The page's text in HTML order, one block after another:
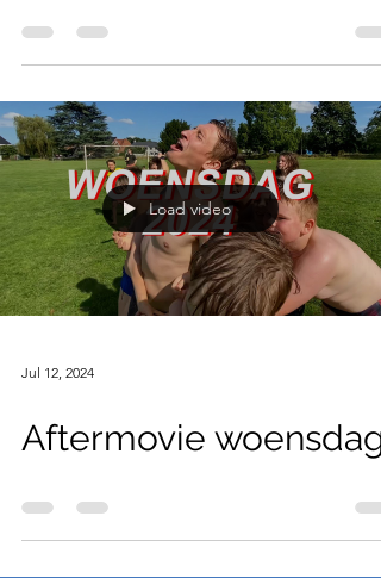
stond het inpakken en verplaatsen van
Load video
Jul 12, 2024
Aftermovie woensdag